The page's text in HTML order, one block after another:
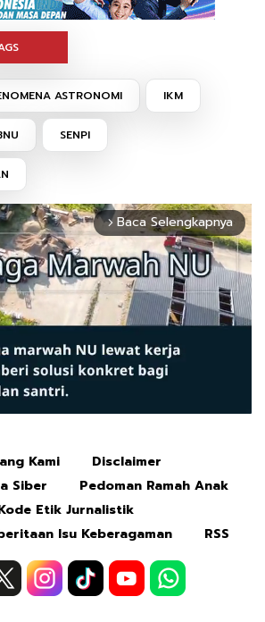
ASTRONOMI IKM
SENPI
arrow_forward_ios Baca Selengkapnya
Kami
Disclaimer
Siber
Pedoman Ramah Anak
Etik Jurnalistik
Isu Keberagaman
RSS